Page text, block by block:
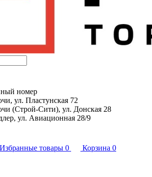
номер
ул. Пластунская 72
(Строй-Сити), ул. Донская 28
ул. Авиационная 28/9
Избранные товары 0 Корзина 0